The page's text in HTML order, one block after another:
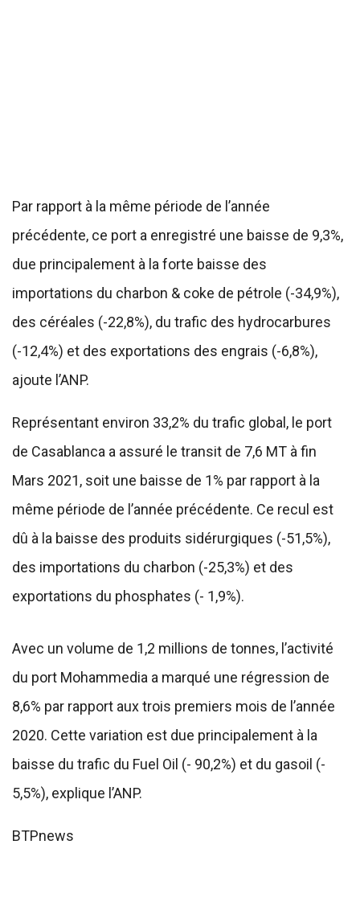
Par rapport à la même période de l’année
précédente, ce port a enregistré une baisse de 9,3%,
due principalement à la forte baisse des
importations du charbon & coke de pétrole (-34,9%),
des céréales (-22,8%), du trafic des hydrocarbures
(-12,4%) et des exportations des engrais (-6,8%),
ajoute l’ANP.
Représentant environ 33,2% du trafic global, le port
de Casablanca a assuré le transit de 7,6 MT à fin
Mars 2021, soit une baisse de 1% par rapport à la
même période de l’année précédente. Ce recul est
dû à la baisse des produits sidérurgiques (-51,5%),
des importations du charbon (-25,3%) et des
exportations du phosphates (- 1,9%).
Avec un volume de 1,2 millions de tonnes, l’activité
du port Mohammedia a marqué une régression de
8,6% par rapport aux trois premiers mois de l’année
2020. Cette variation est due principalement à la
baisse du trafic du Fuel Oil (- 90,2%) et du gasoil (-
5,5%), explique l’ANP.
BTPnews